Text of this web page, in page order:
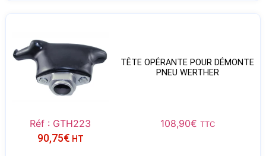
TÊTE OPÉRANTE POUR DÉMONTE
PNEU WERTHER
Réf : GTH223 108,90€ TTC
90,75€ HT